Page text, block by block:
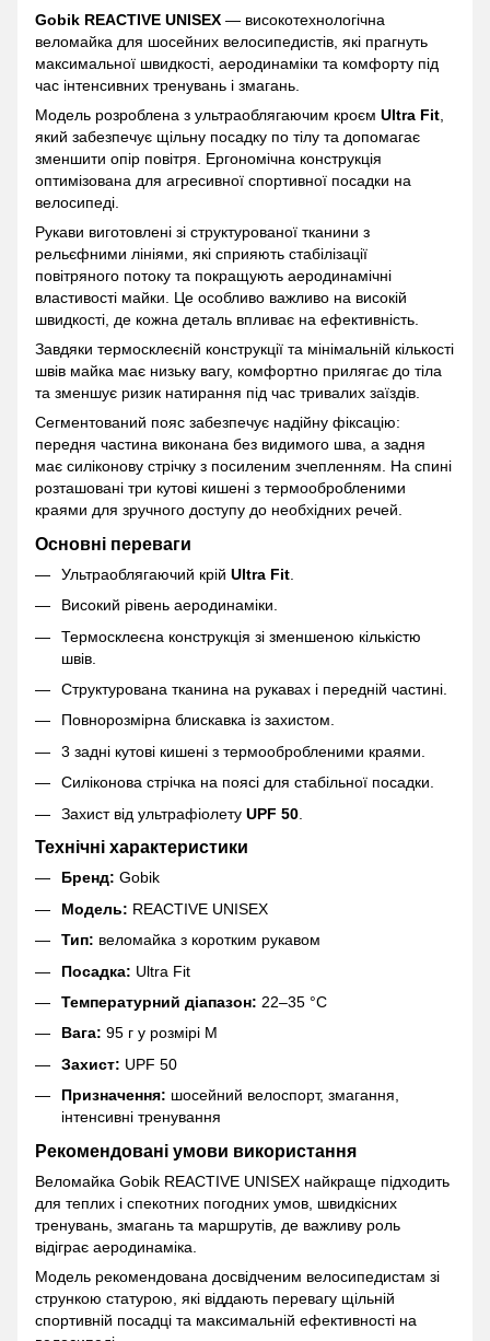
Gobik REACTIVE UNISEX — високотехнологічна
веломайка для шосейних велосипедистів, які прагнуть
максимальної швидкості, аеродинаміки та комфорту під
час інтенсивних тренувань і змагань.
Модель розроблена з ультраоблягаючим кроєм Ultra Fit
який забезпечує щільну посадку по тілу та допомагає
зменшити опір повітря. Ергономічна конструкція
оптимізована для агресивної спортивної посадки на
велосипеді.
Рукави виготовлені зі структурованої тканини з
рельєфними лініями, які сприяють стабілізації
повітряного потоку та покращують аеродинамічні
властивості майки. Це особливо важливо на високій
швидкості, де кожна деталь впливає на ефективність.
Завдяки термосклеєній конструкції та мінімальній кількості
швів майка має низьку вагу, комфортно прилягає до тіла
та зменшує ризик натирання під час тривалих заїздів.
Сегментований пояс забезпечує надійну фіксацію:
передня частина виконана без видимого шва, а задня
має силіконову стрічку з посиленим зчепленням. На спині
розташовані три кутові кишені з термообробленими
краями для зручного доступу до необхідних речей.
Основні переваги
Ультраоблягаючий крій Ultra Fit
Високий рівень аеродинаміки.
Термосклеєна конструкція зі зменшеною кількістю
швів.
Структурована тканина на рукавах і передній частині.
Повнорозмірна блискавка із захистом.
3 задні кутові кишені з термообробленими краями.
Силіконова стрічка на поясі для стабільної посадки.
Захист від ультрафіолету UPF 50
Технічні характеристики
Бренд: Gobik
Модель: REACTIVE UNISEX
Тип: веломайка з коротким рукавом
Посадка: Ultra Fit
Температурний діапазон: 22–35 °C
Вага: 95 г у розмірі M
Захист: UPF 50
Призначення: шосейний велоспорт, змагання,
інтенсивні тренування
Рекомендовані умови використання
Веломайка Gobik REACTIVE UNISEX найкраще підходить
для теплих і спекотних погодних умов, швидкісних
тренувань, змагань та маршрутів, де важливу роль
відіграє аеродинаміка.
Модель рекомендована досвідченим велосипедистам зі
стрункою статурою, які віддають перевагу щільній
спортивній посадці та максимальній ефективності на